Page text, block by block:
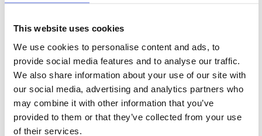
This website uses cookies
We use cookies to personalise content and ads, to
provide social media features and to analyse our traffic.
We also share information about your use of our site with
our social media, advertising and analytics partners who
may combine it with other information that you’ve
provided to them or that they’ve collected from your use
of their services.
Avatar/Vibe PA Box kit
4x6,5", 2 diskanter + slutsteg
Slut i lager
3690 kr/st
Avatar NS-BO4 Full rulle 100m
Kabelfläta elektriskt isolerande 4GA.
(100m) Färg: svart/orange. Material:
nylon.
Snabblager 1-3 dagar
Finns i lagershop Göteborg